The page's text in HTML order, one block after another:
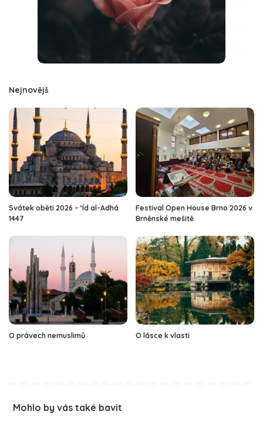
Nejnovějš
Svátek oběti 2026 – ‘Íd al-Adhá
1447
Festival Open House Brno 2026 v
Brněnské mešitě
O právech nemuslimů O lásce k vlasti
Mohlo by vás také bavit